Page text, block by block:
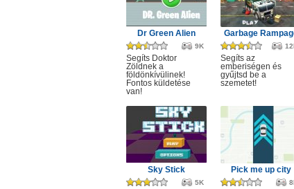
Dr Green Alien
9K
Segíts Doktor
Zöldnek a
földönkívülinek!
Fontos küldetése
van!
Garbage
Segíts az
emberiségen és
gyűjtsd be a
szemetet!
Sky Stick
5K
Pick me up city